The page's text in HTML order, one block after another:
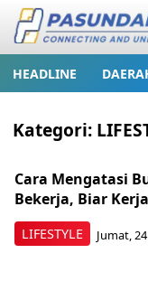
HEADLINE
Kategori:
LIFESTYLE
Cara Mengatasi
Bekerja, Biar
Jumat,